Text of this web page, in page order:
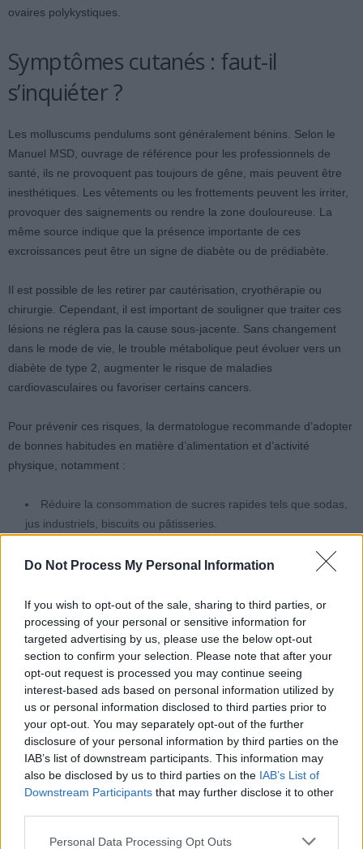
Do Not Process My Personal Information
If you wish to opt-out of the sale, sharing to third parties, or
processing of your personal or sensitive information for
targeted advertising by us, please use the below opt-out
section to confirm your selection. Please note that after your
opt-out request is processed you may continue seeing
interest-based ads based on personal information utilized by
us or personal information disclosed to third parties prior to
your opt-out. You may separately opt-out of the further
disclosure of your personal information by third parties on the
IAB’s list of downstream participants. This information may
also be disclosed by us to third parties on the IAB’s List of
Downstream Participants that may further disclose it to other
Personal Data Processing Opt Outs
ovaires polykystiques.
Symptômes cutanés : faut-il
s’inquiéter ?
Les molluscums pendulums sont généralement bénins. Selon le
Manuel MSD, ouvrage de référence pour les professionnels de
santé, ils ne provoquent pas toujours de gêne, mais peuvent être
inesthétiques. Les vêtements ou les frottements peuvent les irriter,
provoquer des saignements ou rendre la zone douloureuse. La
même source indique que la présence importante de ces
excroissances peut être un signe de diabète ou de prédiabète.
Il est possible de les retirer par cautérisation, cryothérapie ou
chirurgie. Cependant, il est important de souligner que traiter ces
lésions ne réglera pas la cause sous-jacente. Sans changement
dans le mode de vie, le trouble métabolique peut évoluer vers un
diabète de type 2, augmenter le risque de maladies
cardiovasculaires ou favoriser certains cancers.
Pour prévenir ces risques, la dermatologue recommande d’adopter
de bonnes habitudes en matière d’alimentation et d’activité
physique, notamment :
Réduire la consommation de sucres rapides tels que sodas,
jus industriels, biscuits ou pâtisseries.
légumineuses, le riz ou les pommes de terre.
avec des légumes, de l’avocat, des noix ou des sardines.
Augmenter son activité physique, car la masse musculaire
aide à brûler du glucose en permanence et à réguler la
glycémie.
En cas de ces signes, il est conseillé d’en parler à un médecin pour
un diagnostic précis et un accompagnement adapté.
Article précédent Article suivant